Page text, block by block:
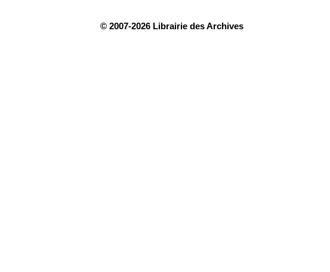
© 2007-2026 Librairie des Archives